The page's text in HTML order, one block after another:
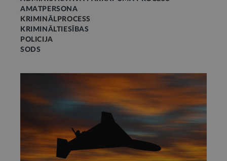
AMATPERSONA
KRIMINĀLPROCESS
KRIMINĀLTIESĪBAS
POLICIJA
SODS